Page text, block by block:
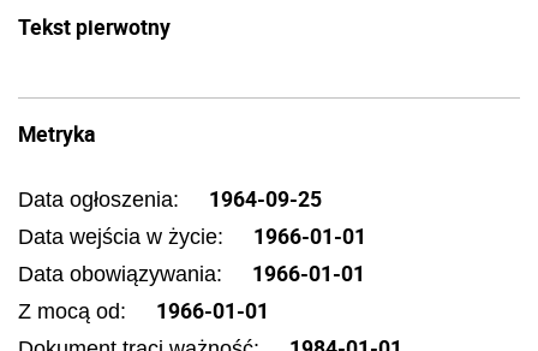
Tekst pierwotny
Metryka
Data ogłoszenia: 1964-09-25
Data wejścia w życie: 1966-01-01
Data obowiązywania: 1966-01-01
Z mocą od: 1966-01-01